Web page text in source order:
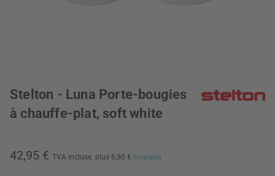
Stelton - Luna Porte-bougies
à chauffe-plat, soft white
42,95 € TVA incluse, plus 6,90 € livraison